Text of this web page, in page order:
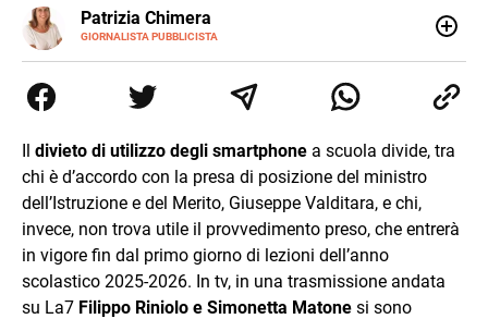
Patrizia Chimera
GIORNALISTA PUBBLICISTA
E-
MAIL
LINKEDIN
collaborato con grandi gruppi editoriali e agenzie di
comunicazione specializzandosi nella scrittura di articoli
Il divieto di utilizzo degli smartphone a scuola divide, tra
chi è d’accordo con la presa di posizione del ministro
dell’Istruzione e del Merito, Giuseppe Valditara, e chi,
invece, non trova utile il provvedimento preso, che entrerà
in vigore fin dal primo giorno di lezioni dell’anno
scolastico 2025-2026. In tv, in una trasmissione andata
su La7 Filippo Riniolo e Simonetta Matone si sono